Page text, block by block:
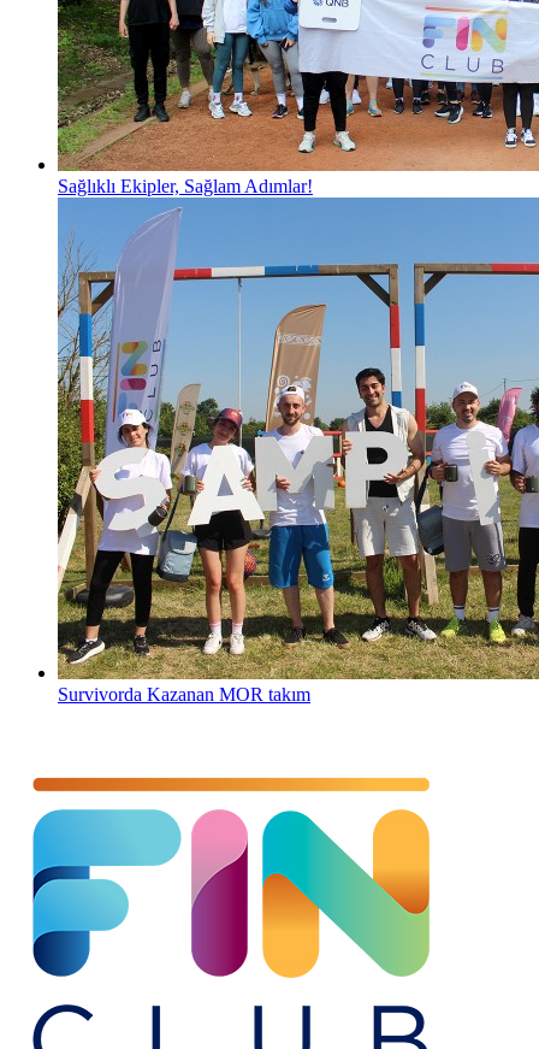
Sağlıklı Ekipler, Sağlam Adımlar!
Survivorda Kazanan MOR takım